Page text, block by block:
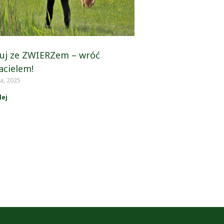
ze ZWIERZem – wróć
2025